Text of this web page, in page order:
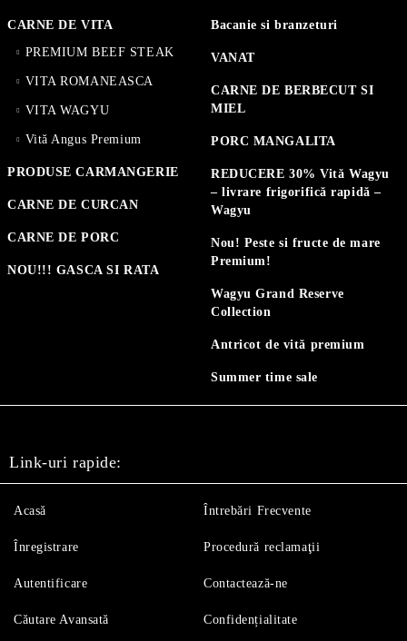
CARNE DE VITA
PREMIUM BEEF STEAK
VITA ROMANEASCA
VITA WAGYU
Vită Angus Premium
PRODUSE CARMANGERIE
CARNE DE CURCAN
CARNE DE PORC
NOU!!! GASCA SI RATA
Bacanie si branzeturi
VANAT
CARNE DE BERBECUT SI
MIEL
PORC MANGALITA
REDUCERE 30% Vită Wagyu
– livrare frigorifică rapidă –
Wagyu
Nou! Peste si fructe de mare
Premium!
Wagyu Grand Reserve
Collection
Antricot de vită premium
Summer time sale
Link-uri rapide:
Acasă
Înregistrare
Autentificare
Căutare Avansată
Întrebări Frecvente
Procedură reclamaţii
Contactează-ne
Confidențialitate